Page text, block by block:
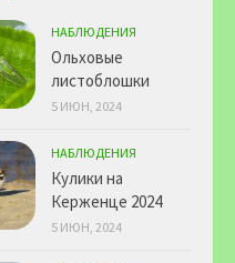
НАБЛЮДЕНИЯ
Ольховые
листоблошки
5 ИЮН, 2024
НАБЛЮДЕНИЯ
Кулики на
Керженце 2024
5 ИЮН, 2024